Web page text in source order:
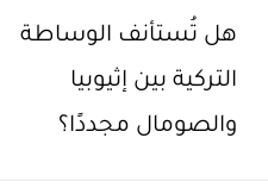
هل تُستأنف الوساطة
التركية بين إثيوبيا
والصومال مجددًا؟